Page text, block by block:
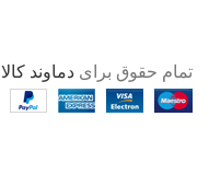
تمام حقوق برای دماوند کالا